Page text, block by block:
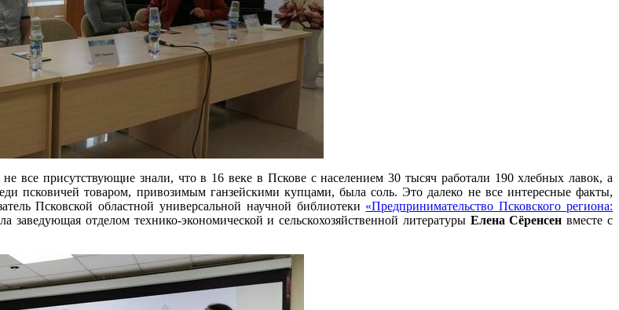
все присутствующие знали, что в 16 веке в Пскове с населением 30 тысяч работали 190 хлебных лавок, а
псковичей товаром, привозимым ганзейскими купцами, была соль. Это далеко не все интересные факты,
Псковской областной универсальной научной библиотеки «Предпринимательство Псковского региона:
отделом технико-экономической и сельскохозяйственной литературы Елена Сёренсенвместе с